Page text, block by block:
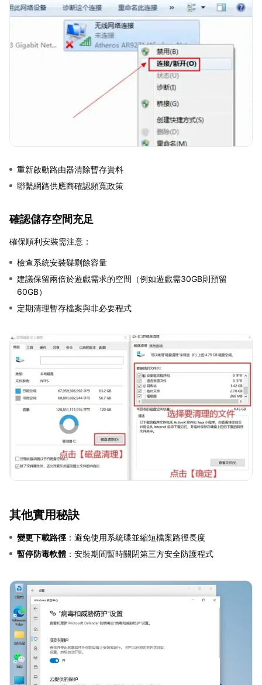
重新啟動路由器清除暫存資料
聯繫網路供應商確認頻寬政策
確認儲存空間充足
確保順利安裝需注意：
檢查系統安裝碟剩餘容量
建議保留兩倍於遊戲需求的空間（例如遊戲需30GB則預留
60GB）
定期清理暫存檔案與非必要程式
其他實用秘訣
變更下載路徑 ：避免使用系統碟並縮短檔案路徑長度
暫停防毒軟體 ：安裝期間暫時關閉第三方安全防護程式